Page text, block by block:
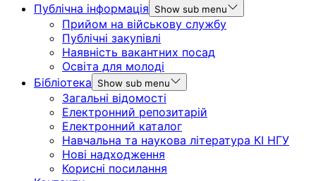
Публічна інформація
Show sub menu
Прийом на військову службу
Публічні закупівлі
Наявність вакантних посад
Освіта для молоді
Бібліотека
Show sub menu
Загальні відомості
Електронний репозитарій
Електронний каталог
Навчальна та наукова література КІ НГУ
Нові надходження
Корисні посилання